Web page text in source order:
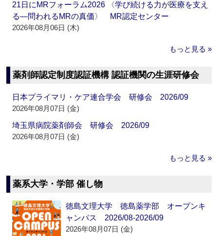
21日にMRフォーラム2026 〈学び続ける力が医療を支え
る―問われるMRの真価〉 MR認定センター
2026年08月06日 (木)
もっと見る »
薬剤師認定制度認証機構 認証機関の生涯研修会
日本プライマリ・ケア連合学会 研修会 2026/09
2026年08月07日 (金)
埼玉県病院薬剤師会 研修会 2026/09
2026年08月07日 (金)
もっと見る »
薬系大学・学部 催し物
徳島文理大学 徳島薬学部 オープンキ
ャンパス 2026/08-2026/09
2026年08月07日 (金)